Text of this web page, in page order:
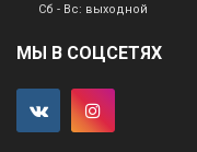
Сб - Вс: выходной
МЫ В СОЦСЕТЯХ